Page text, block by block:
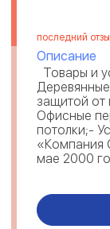
последний
Описание
Товары и
защитой от
Офисные
потолки;-
«Компания
мае 2000